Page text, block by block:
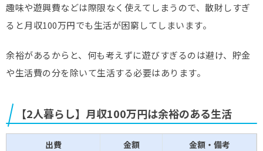
趣味や遊興費などは際限なく使えてしまうので、散財しすぎ
ると月収100万円でも生活が困窮してしまいます。
余裕があるからと、何も考えずに遊びすぎるのは避け、貯金
や生活費の分を除いて生活する必要はあります。
【2人暮らし】月収100万円は余裕のある生活
出費 金額
金額・備考